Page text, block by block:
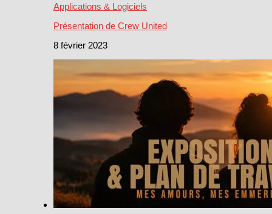
Applications & Logiciels
Présentation de Crew United
8 février 2023